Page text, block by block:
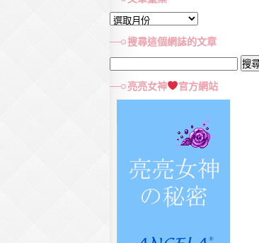
文
彙
集
搜尋這個網誌的文章
關
亮亮女神 官方網站